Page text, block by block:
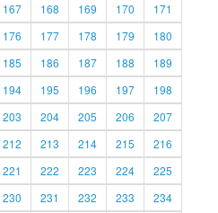
167 168 169 170
171
176 177 178 179
180
185 186 187 188
189
194 195 196 197
198
203 204 205 206
207
212 213 214 215
216
221 222 223 224
225
230 231 232 233
234